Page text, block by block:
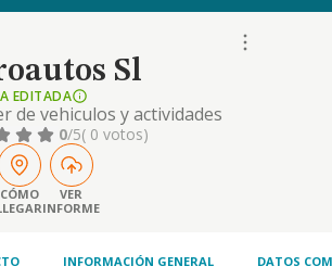
Sl
EDITADA
de vehiculos y actividades
0/5( 0 votos)
CÓMO
VER
INFORME
INFORMACIÓN GENERAL DATOS